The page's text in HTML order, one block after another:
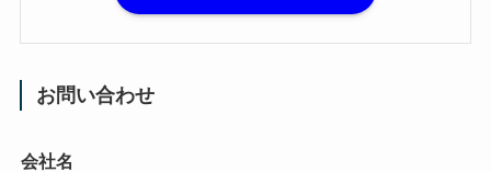
お問い合わせ
会社名